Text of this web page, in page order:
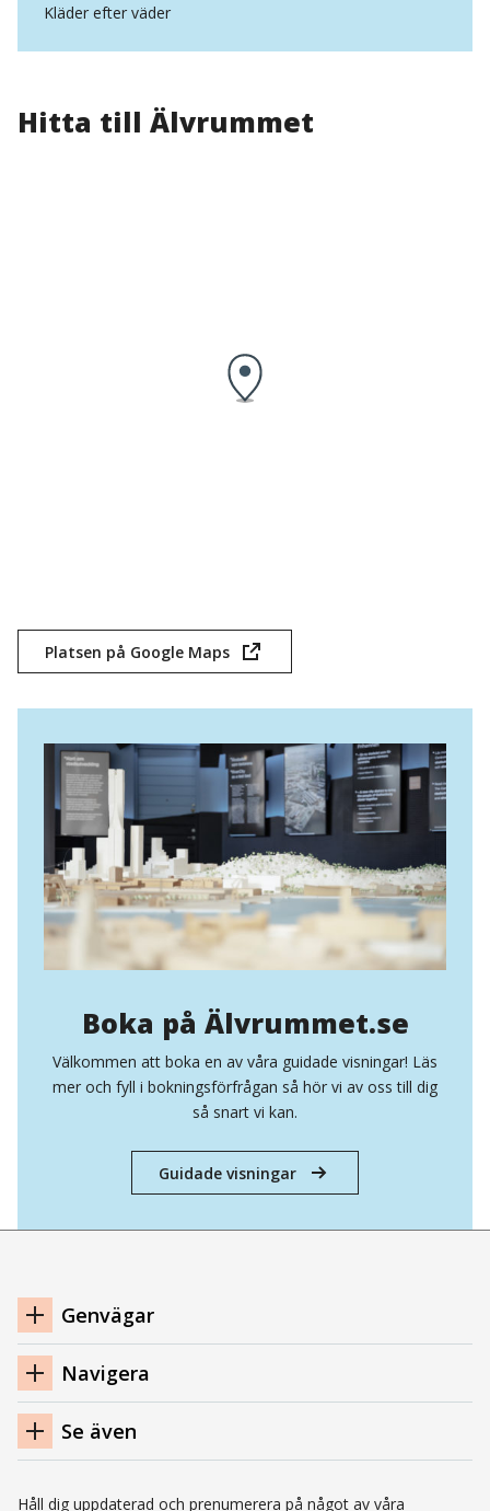
Kläder efter väder
Hitta till Älvrummet
Platsen på Google Maps
(öppnas
nytt
fönster)
Boka på Älvrummet.se
Välkommen att boka en av våra guidade visningar! Läs
mer och fyll i bokningsförfrågan så hör vi av oss till dig
så snart vi kan.
Guidade visningar
Navigation
sidfot
Genvägar
Navigera
Se även
Håll dig uppdaterad och prenumerera på något av våra